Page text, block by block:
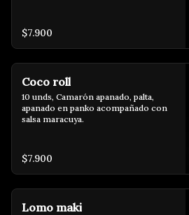
$7.900
Coco roll
10 unds, Camarón apanado, palta,
apanado en panko acompañado con
salsa maracuya.
$7.900
Lomo maki